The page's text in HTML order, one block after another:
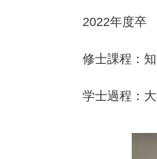
2022年度卒
修士課程：
学士過程：